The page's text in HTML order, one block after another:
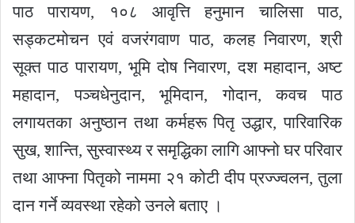
पाठ पारायण, १०८ आवृत्ति हनुमान चालिसा पाठ,
सड्कटमोचन एवं वजरंगवाण पाठ, कलह निवारण, श्री
सूक्त पाठ पारायण, भूमि दोष निवारण, दश महादान, अष्ट
महादान, पञ्चधेनुदान, भूमिदान, गोदान, कवच पाठ
लगायतका अनुष्ठान तथा कर्महरू पितृ उद्धार, पारिवारिक
सुख, शान्ति, सुस्वास्थ्य र समृद्धिका लागि आफ्नो घर परिवार
तथा आफ्ना पितृको नाममा २१ कोटी दीप प्रज्ज्वलन, तुला
दान गर्ने व्यवस्था रहेको उनले बताए ।